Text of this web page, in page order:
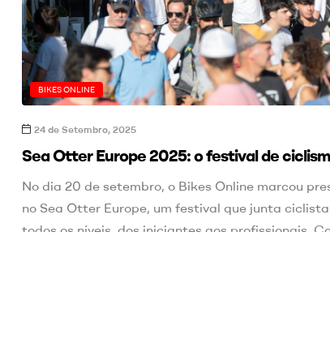
BIKES ONLINE
24 de Setembro, 2025
Sea Otter Europe 2025: o festival de
No dia 20 de setembro, o Bikes Online marcou
no Sea Otter Europe, um festival que junta
todos os níveis, dos iniciantes aos profissionais.